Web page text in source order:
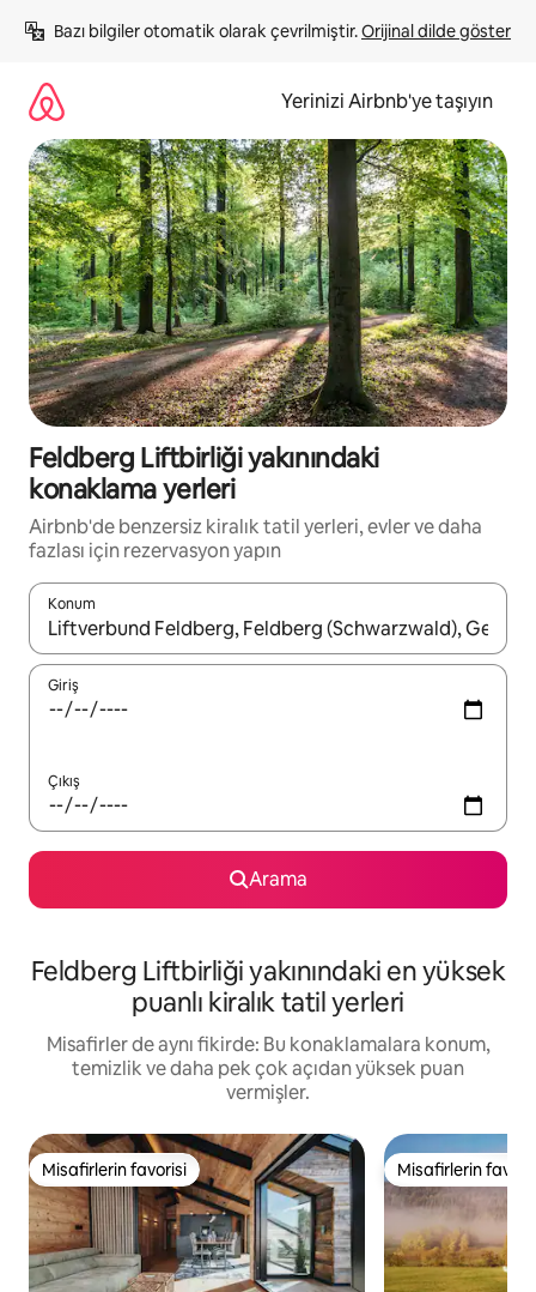
atla
Bazı bilgiler otomatik olarak çevrilmiştir. Orijinal dilde göster
Yerinizi Airbnb'ye taşıyın
Feldberg Liftbirliği yakınındaki
konaklama yerleri
Airbnb'de benzersiz kiralık tatil yerleri, evler ve daha
fazlası için rezervasyon yapın
Konum
Sonuçlar kullanılabilir olduğunda yukarı ve aşağı oklarıyla
Giriş
Çıkış
Arama
Feldberg Liftbirliği yakınındaki en yüksek
puanlı kiralık tatil yerleri
Misafirler de aynı fikirde: Bu konaklamalara konum,
temizlik ve daha pek çok açıdan yüksek puan
vermişler.
Misafirlerin favorisi
Misafirlerin favorisi Misafirlerin
Misafirlerin